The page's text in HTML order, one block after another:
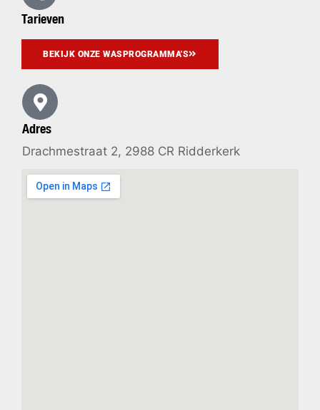
Tarieven
BEKIJK ONZE WASPROGRAMMA'S
Adres
Drachmestraat 2, 2988 CR Ridderkerk